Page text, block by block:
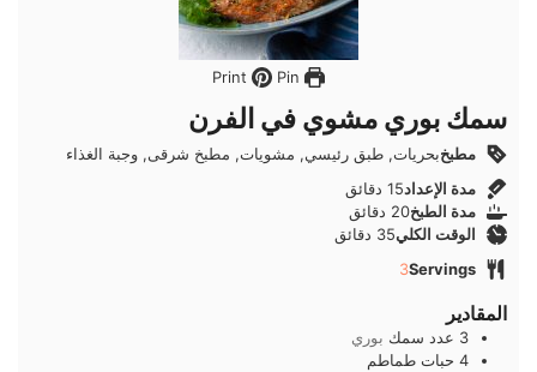
Pin
سمك بوري مشوي في الفرن
مطبخبحريات, طبق رئيسي, مشويات, مطبخ شرقى, وجبة الغذاء
مدة الإعداد15دقائق
دقائق
مدة الطبخ20 دقائق
دقائق
الوقت الكلي35 دقائق
دقائق
Servings
3
المقادير
3 عدد سمك بوري
4 حبات طماطم